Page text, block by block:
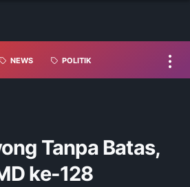
NEWS POLITIK
Tanpa Batas,
ke-128